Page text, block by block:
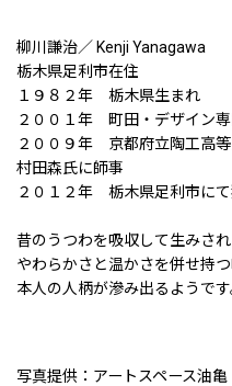
柳川謙治／ Kenji Yanagawa
栃木県足利市在住
１９８２年 栃木県生まれ
２００１年 町田・デザイン
２００９年 京都府立陶工高
村田森氏に師事
２０１２年 栃木県足利市に
昔のうつわを吸収して生みされ
やわらかさと温かさを併せ持つ
本人の人柄が滲み出るようです
写真提供：アートスペース油亀